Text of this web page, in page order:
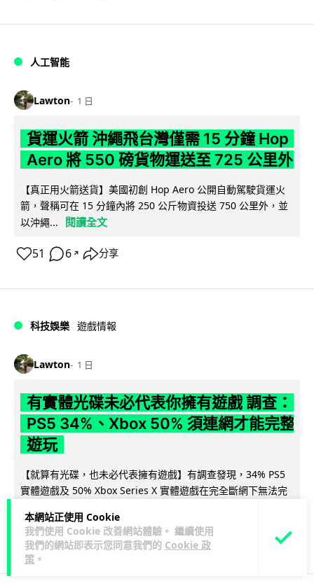
本網站正使用 Cookie
我們使用 Cookie 改善網站體驗。 繼續使用
我們的網站即表示您同意我們的 Cookie 政
策 。
人工智能
Lawton 1 日
貨運火箭 沖繩飛台灣僅需 15 分鐘 Hop
Aero 將 550 磅貨物運送至 725 公里外
【真正用火箭送貨】美國初創 Hop Aero 公開自動駕駛貨運火
箭，聲稱可在 15 分鐘內將 250 公斤物資投送 750 公里外，並
以沖繩...
閱讀全文
51 6 ↗ 分享
科技娛樂 遊戲情報
Lawton 1 日
有實體光碟未必代表你擁有遊戲 調查：
PS5 34%、Xbox 50% 須連網才能完整
遊玩
【就算有光碟，也未必代表擁有遊戲】有調查發現，34% PS5
實體遊戲及 50% Xbox Series X 實體遊戲在完全斷網下無法完
215 113↗ 分享